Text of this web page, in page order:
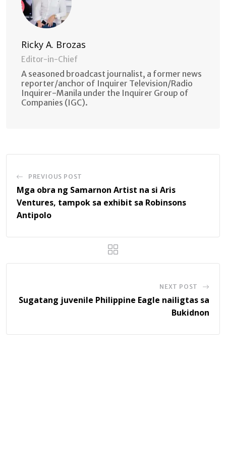
Ricky A. Brozas
Editor-in-Chief
A seasoned broadcast journalist, a former news
reporter/anchor of Inquirer Television/Radio
Inquirer-Manila under the Inquirer Group of
Companies (IGC).
PREVIOUS POST
Mga obra ng Samarnon Artist na si Aris
Ventures, tampok sa exhibit sa Robinsons
Antipolo
NEXT POST
Sugatang juvenile Philippine Eagle nailigtas sa
Bukidnon